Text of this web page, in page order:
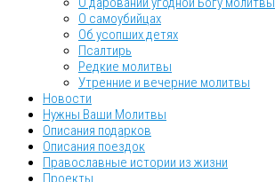
О самоубийцах
Об усопших детях
Псалтирь
Редкие молитвы
Утренние и вечерние молитвы
Новости
Нужны Ваши Молитвы
Описания подарков
Описания поездок
Православные истории из жизни
Проекты